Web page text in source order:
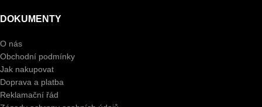
DOKUMENTY
O nás
Obchodní podmínky
Jak nakupovat
Doprava a platba
Reklamační řád